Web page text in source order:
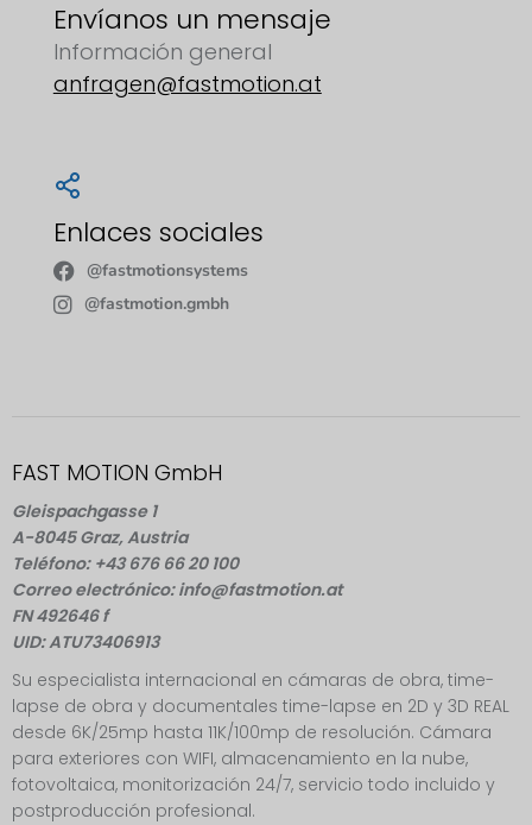
Envíanos un mensaje
Información general
anfragen@fastmotion.at
Enlaces sociales
@fastmotionsystems
@fastmotion.gmbh
FAST MOTION GmbH
Gleispachgasse 1
A-8045 Graz, Austria
Teléfono: +43 676 66 20 100
Correo electrónico: info@fastmotion.at
FN 492646 f
UID: ATU73406913
Su especialista internacional en cámaras de obra, time-
lapse de obra y documentales time-lapse en 2D y 3D REAL
desde 6K/25mp hasta 11K/100mp de resolución. Cámara
para exteriores con WIFI, almacenamiento en la nube,
fotovoltaica, monitorización 24/7, servicio todo incluido y
postproducción profesional.